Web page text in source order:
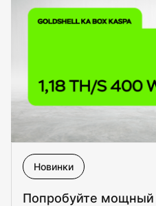
Новинки
Попробуйте